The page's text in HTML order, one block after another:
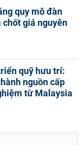
quy mô đàn
chốt giá nguyên
quỹ hưu trí:
nguồn cấp
từ Malaysia